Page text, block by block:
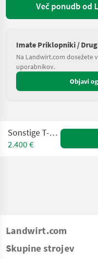
Več ponudb od
Imate Priklopniki /
Na Landwirt.com dosežete
uporabnikov.
Objavi
Sonstige T-20-bblld
2.400 €
Landwirt.com
Skupine strojev